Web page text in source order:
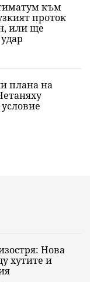
към
проток
или ще
плана на
Нова
хутите и